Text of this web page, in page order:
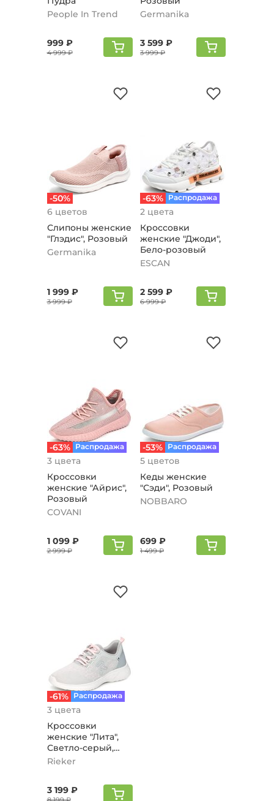
People In Trend
999 ₽
4 999 ₽
Germanika
3 599 ₽
3 999 ₽
-50%
6 цветов
Слипоны женские
"Глэдис", Розовый
Germanika
1 999 ₽
3 999 ₽
-63% Распродажа
2 цвета
Кроссовки
женские "Джоди",
Бело-розовый
ESCAN
2 599 ₽
6 999 ₽
-63% Распродажа
3 цвета
Кроссовки
женские "Айрис",
Розовый
COVANI
1 099 ₽
2 999 ₽
-53% Распродажа
5 цветов
Кеды женские
"Сэди", Розовый
NOBBARO
699 ₽
1 499 ₽
-61% Распродажа
3 цвета
Кроссовки
женские "Лита",
Светло-серый,
Светло-розовый
Rieker
3 199 ₽